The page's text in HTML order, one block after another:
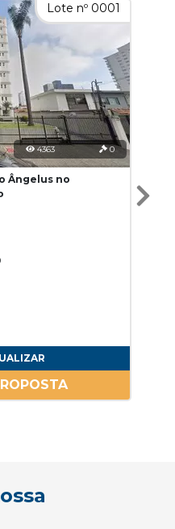
Lote nº 0001
4363 0
Ângelus no